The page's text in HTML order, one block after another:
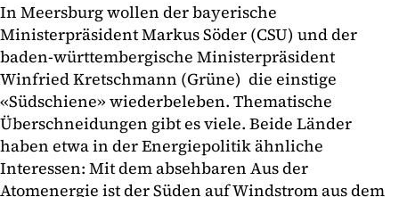
In Meersburg wollen der bayerische
Ministerpräsident Markus Söder (CSU) und der
baden-württembergische Ministerpräsident
Winfried Kretschmann (Grüne) die einstige
«Südschiene» wiederbeleben. Thematische
Überschneidungen gibt es viele. Beide Länder
haben etwa in der Energiepolitik ähnliche
Interessen: Mit dem absehbaren Aus der
Atomenergie ist der Süden auf Windstrom aus dem